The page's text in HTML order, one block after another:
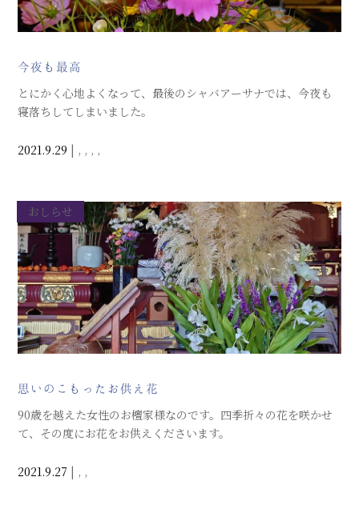
今夜も最高
2021.9.29 | , , , ,
とにかく心地よくなって、最後のシャバアーサナでは、今夜も
寝落ちしてしまいました。
思いのこもったお供え花
2021.9.27 |
おしらせ
, ,
90歳を越えた女性のお檀家様なのです。四季折々の花を咲かせ
て、その度にお花をお供えくださいます。